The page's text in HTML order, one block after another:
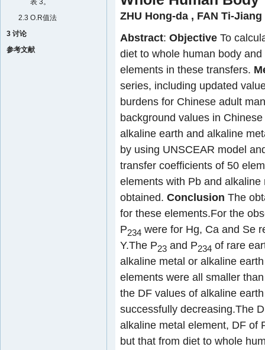
表 3。
2.3 O.R值法
3 讨论
参考文献
ZHU Hong-da , FAN Ti-Jiang
Abstract: Objective To
diet to whole human body
elements in these transfers.
series, including updated
burdens for Chinese adult
background values in
alkaline earth and alkaline
by using UNSCEAR model
transfer coefficients of 50
elements with Pb and
obtained. Conclusion The
for these elements.For the
P234 were for Hg, Ca and Se
Y.The P23 and P234 of rare
alkaline metal or alkaline
elements were all smaller
the DF values of alkaline
successfully decreasing.The
alkaline metal element, DF of
but that from diet to whole